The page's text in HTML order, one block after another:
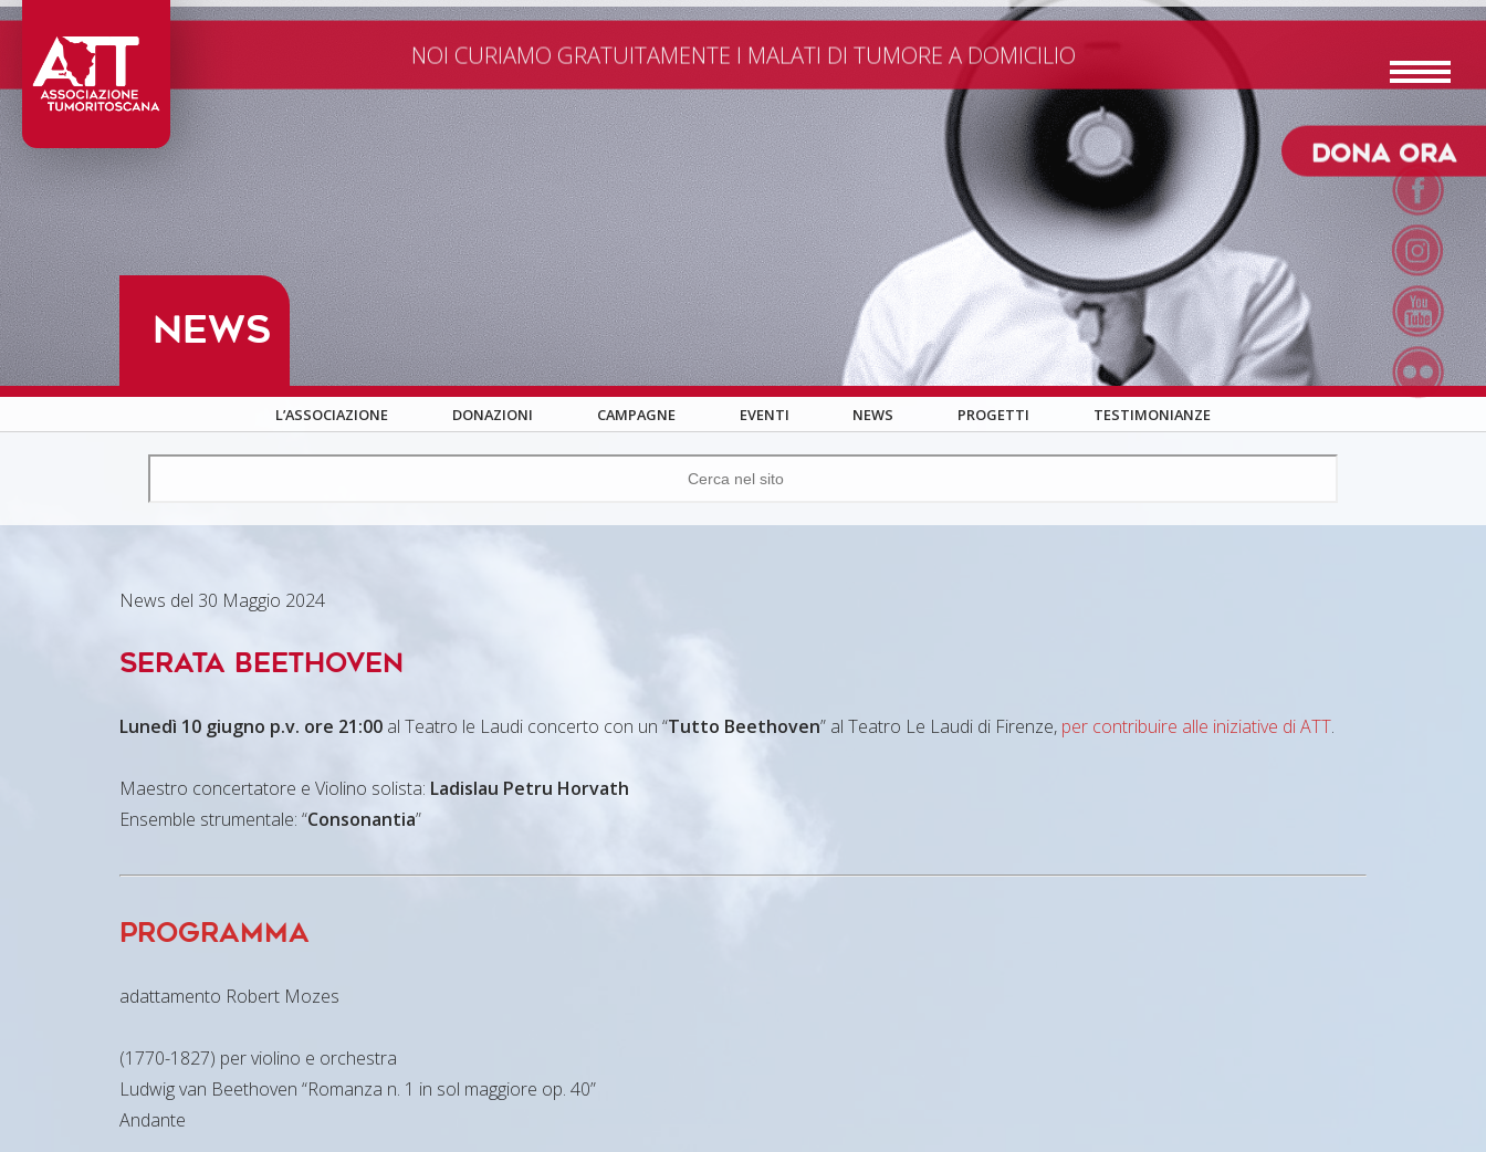
VALORI GUIDA CONTATTI DONA IL 5×1000 CREA RACCOLTA FONDI VOLONTARIATO PARTNER ATT
NOI CURIAMO GRATUITAMENTE I MALATI DI TUMORE A DOMICILIO
DONA ORA
NEWS
L’ASSOCIAZIONE DONAZIONI CAMPAGNE EVENTI NEWS PROGETTI TESTIMONIANZE
News del 30 Maggio 2024
Serata Beethoven
Lunedì 10 giugno p.v. ore 21:00al Teatro le Laudi concerto con un “Tutto Beethoven” al Teatro Le Laudi di Firenze, per contribuire alle iniziative di ATT.
Maestro concertatore e Violino solista: Ladislau Petru Horvath
Ensemble strumentale: “Consonantia”
Programma
adattamento Robert Mozes
(1770-1827) per violino e orchestra
Ludwig van Beethoven “Romanza n. 1 in sol maggiore op. 40”
Andante